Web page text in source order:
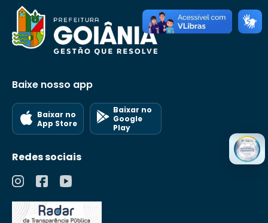
Baixe nosso app
Baixar no
App Store
Baixar no
Google
Play
Redes sociais